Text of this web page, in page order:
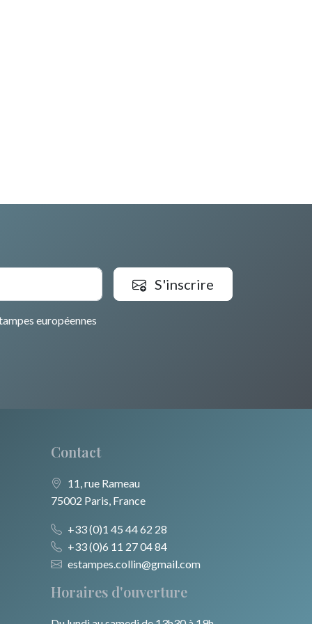
européennes
S'inscrire
Contact
11, rue Rameau
75002 Paris, France
+33 (0)1 45 44 62 28
+33 (0)6 11 27 04 84
estampes.collin@gmail.com
Horaires d'ouverture